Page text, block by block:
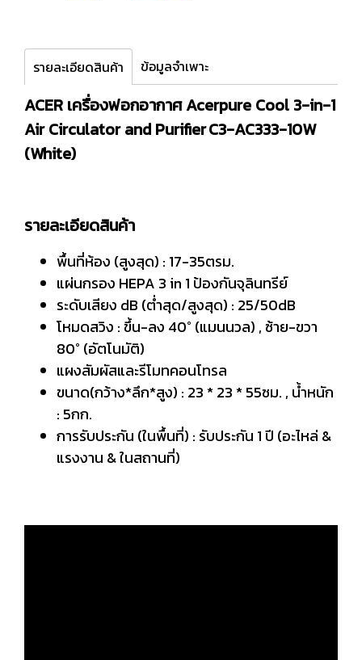
รายละเอียดสินค้า ข้อมูลจำเพาะ
ACER เครื่องฟอกอากาศ Acerpure Cool 3-in-1
Air Circulator and Purifier C3-AC333-10W
(White)
รายละเอียดสินค้า
พื้นที่ห้อง (สูงสุด) : 17-35ตรม.
แผ่นกรอง HEPA 3 in 1 ป้องกันจุลินทรีย์
ระดับเสียง dB (ต่ำสุด/สูงสุด) : 25/50dB
โหมดสวิง : ขึ้น-ลง 40° (แมนนวล) , ซ้าย-ขวา
80° (อัตโนมัติ)
แผงสัมผัสและรีโมทคอนโทรล
ขนาด(กว้าง*ลึก*สูง) : 23 * 23 * 55ซม. , น้ำหนัก
: 5กก.
การรับประกัน (ในพื้นที่) : รับประกัน 1 ปี (อะไหล่ &
แรงงาน & ในสถานที่)